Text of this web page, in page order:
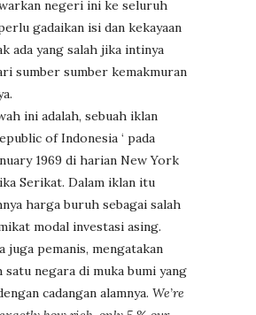
negeri ini ke seluruh
gadaikan isi dan kekayaan
ada yang salah jika intinya
sumber sumber kemakmuran
ini adalah, sebuah iklan
of Indonesia ‘ pada
1969 di harian New York
Serikat. Dalam iklan itu
harga buruh sebagai salah
modal investasi asing.
juga pemanis, mengatakan
satu negara di muka bumi yang
cadangan alamnya. We’re